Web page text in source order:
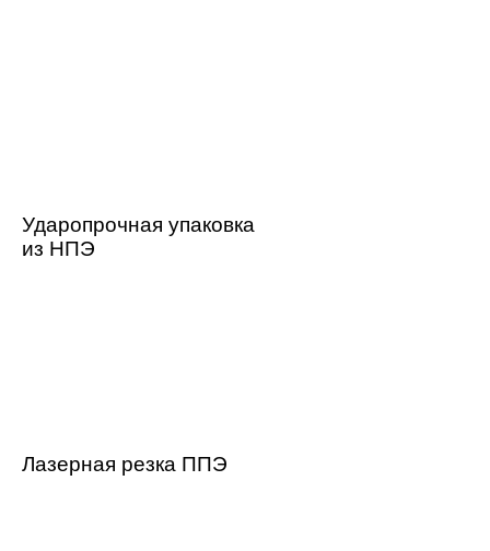
Ударопрочная упаковка
из НПЭ
Лазерная резка ППЭ